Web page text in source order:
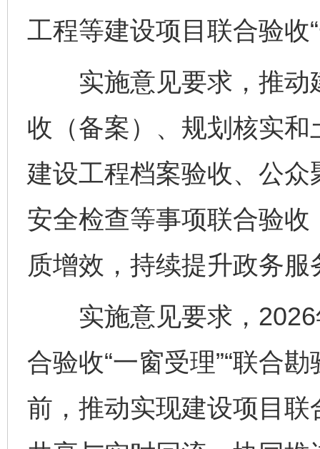
工程等建设项目联合验收
实施意见要求，推动
收（备案）、规划核实
建设工程档案验收、公
安全检查等事项联合验
质增效，持续提升政务
实施意见要求，2026
合验收“一窗受理”“联合
前，推动实现建设项目